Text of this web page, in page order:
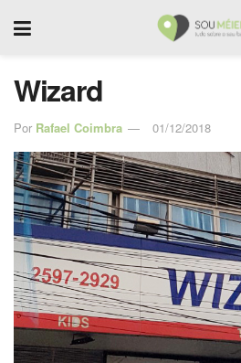
Wizard
Por Rafael Coimbra 01/12/2018